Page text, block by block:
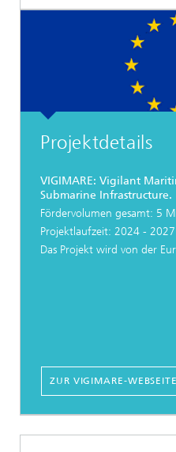
Projektdetails
VIGIMARE: Vigilant
Submarine Infrastructure.
Fördervolumen gesamt: 5
Projektlaufzeit: 2024 - 2027
Das Projekt wird von der
ZUR VIGIMARE-WEBSEITE